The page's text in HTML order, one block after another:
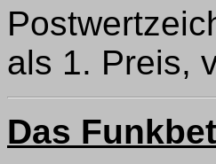
als 1. Preis,
Das